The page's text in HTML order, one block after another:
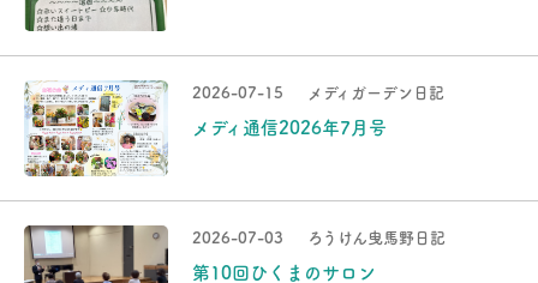
2026-07-15 メディガーデン日記
メディ通信2026年7月号
2026-07-03 ろうけん曳馬野日記
第10回ひくまのサロン